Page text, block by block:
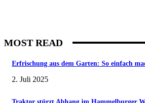
MOST READ
Erfrischung aus dem Garten: So einfach
2. Juli 2025